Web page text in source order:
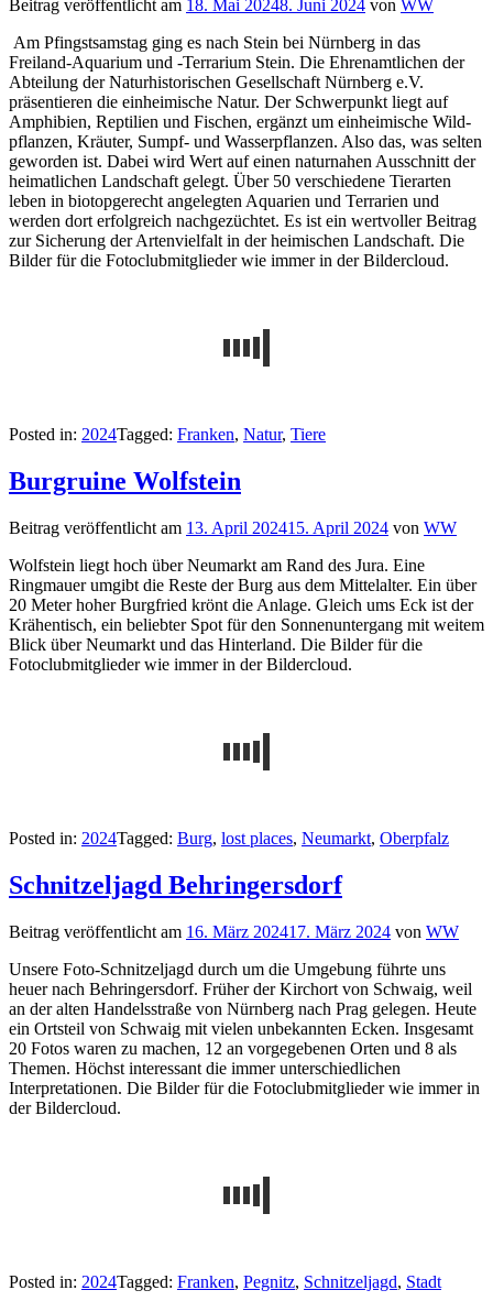
Beitrag veröffentlicht am 18. Mai 20248. Juni 2024 von WW
Am Pfingstsamstag ging es nach Stein bei Nürnberg in das
Freiland-Aquarium und -Terrarium Stein. Die Ehrenamtlichen der
Abteilung der Natur­historischen Gesell­schaft Nürn­berg e.V.
präsentieren die ein­heimi­sche Natur. Der Schwerpunkt liegt auf
Amphi­bien, Repti­lien und Fischen, ergänzt um ein­heimi­sche Wild­
pflanzen, Kräu­ter, Sumpf- und Was­ser­pflanzen. Also das, was selten
geworden ist. Dabei wird Wert auf einen naturnahen Ausschnitt der
heimatlichen Landschaft gelegt. Über 50 ver­schie­dene Tier­arten
leben in bio­top­ge­recht an­ge­leg­ten Aqua­rien und Ter­ra­rien und
werden dort erfolgreich nachgezüchtet. Es ist ein wert­vol­ler Bei­trag
zur Siche­rung der Arten­viel­falt in der heimi­schen Land­schaft. Die
Bilder für die Fotoclubmitglieder wie immer in der Bildercloud.
Posted in: 2024Tagged: Franken, Natur, Tiere
Burgruine Wolfstein
Beitrag veröffentlicht am 13. April 202415. April 2024 von WW
Wolfstein liegt hoch über Neumarkt am Rand des Jura. Eine
Ringmauer umgibt die Reste der Burg aus dem Mittelalter. Ein über
20 Meter hoher Burgfried krönt die Anlage. Gleich ums Eck ist der
Krähentisch, ein beliebter Spot für den Sonnenuntergang mit weitem
Blick über Neumarkt und das Hinterland. Die Bilder für die
Fotoclubmitglieder wie immer in der Bildercloud.
Posted in: 2024Tagged: Burg, lost places, Neumarkt, Oberpfalz
Schnitzeljagd Behringersdorf
Beitrag veröffentlicht am 16. März 202417. März 2024 von WW
Unsere Foto-Schnitzeljagd durch um die Umgebung führte uns
heuer nach Behringersdorf. Früher der Kirchort von Schwaig, weil
an der alten Handelsstraße von Nürnberg nach Prag gelegen. Heute
ein Ortsteil von Schwaig mit vielen unbekannten Ecken. Insgesamt
20 Fotos waren zu machen, 12 an vorgegebenen Orten und 8 als
Themen. Höchst interessant die immer unterschiedlichen
Interpretationen. Die Bilder für die Fotoclubmitglieder wie immer in
der Bildercloud.
Posted in: 2024Tagged: Franken, Pegnitz, Schnitzeljagd, Stadt